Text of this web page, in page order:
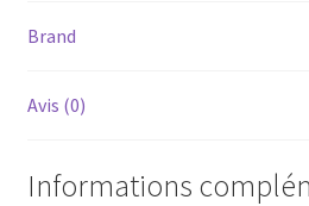
Brand
Avis (0)
Informations